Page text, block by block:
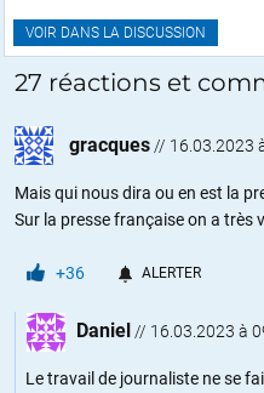
VOIR DANS LA DISCUSSION
27 réactions et
gracques // 16.03.2023
Mais qui nous dira ou en est la
Sur la presse française on a très
+36 ALERTER
Daniel // 16.03.2023 à
Le travail de journaliste ne se